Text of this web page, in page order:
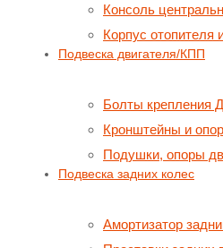
Консоль
Корпус отопителя
Подвеска двигателя/КПП
Болты крепления
Кронштейны и
Подушки, опоры
Подвеска задних колес
Амортизатор